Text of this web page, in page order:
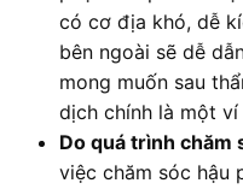
có cơ địa khó, dễ
bên ngoài sẽ dễ
mong muốn sau
dịch chính là một
Do quá trình chăm
việc chăm sóc hậu